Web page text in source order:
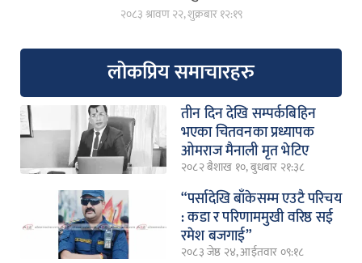
२०८३ श्रावण २२, शुक्रबार १२:१९
लोकप्रिय समाचारहरु
तीन दिन देखि सम्पर्कबिहिन
भएका चितवनका प्रध्यापक
ओमराज मैनाली मृत भेटिए
२०८२ बैशाख १०, बुधबार २१:३८
“पर्सादेखि बाँकेसम्म एउटै परिचय
: कडा र परिणाममुखी वरिष्ठ सई
रमेश बजगाई”
२०८३ जेष्ठ २४, आईतवार ०९:१८